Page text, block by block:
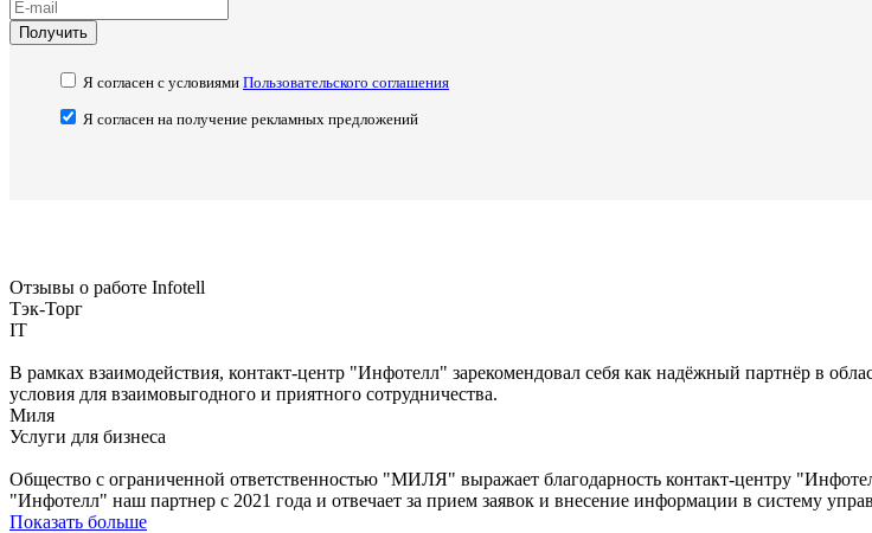
Получить
Я согласен с условиями Пользовательского соглашения
Я согласен на получение рекламных предложений
Отзывы о работе Infotell
Тэк-Торг
IT
В рамках взаимодействия, контакт-центр "Инфотелл" зарекомендовал себя как надёжный партнёр в
условия для взаимовыгодного и приятного сотрудничества.
Миля
Услуги для бизнеса
Общество с ограниченной ответственностью "МИЛЯ" выражает благодарность контакт-центру
"Инфотелл" наш партнер с 2021 года и отвечает за прием заявок и внесение информации в систему
Показать больше